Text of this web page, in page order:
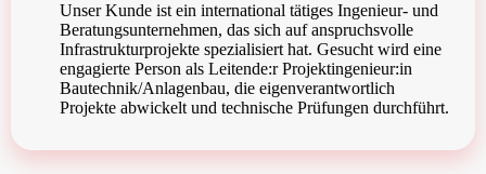
Unser Kunde ist ein international tätiges Ingenieur- und
Beratungsunternehmen, das sich auf anspruchsvolle
Infrastrukturprojekte spezialisiert hat. Gesucht wird eine
engagierte Person als Leitende:r Projektingenieur:in
Bautechnik/Anlagenbau, die eigenverantwortlich
Projekte abwickelt und technische Prüfungen durchführt.